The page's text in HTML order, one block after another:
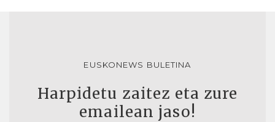
EUSKONEWS BULETINA
Harpidetu zaitez eta zure
emailean jaso!